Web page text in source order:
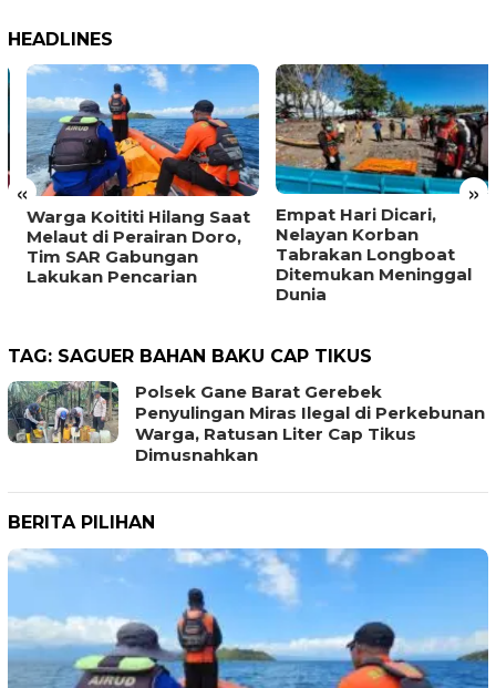
HEADLINES
« »
Warga Koititi Hilang Saat
Melaut di Perairan Doro,
Tim SAR Gabungan
Lakukan Pencarian
Empat Hari Dicari,
Nelayan Korban
Tabrakan Longboat
Ditemukan Meninggal
Dunia
TAG: SAGUER BAHAN BAKU CAP TIKUS
Polsek Gane Barat Gerebek
Penyulingan Miras Ilegal di Perkebunan
Warga, Ratusan Liter Cap Tikus
Dimusnahkan
BERITA PILIHAN